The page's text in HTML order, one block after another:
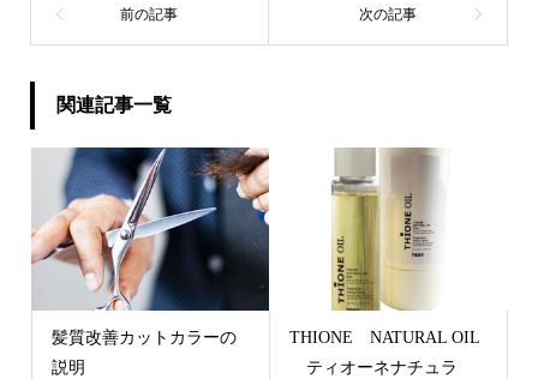
関連記事一覧
髪質改善カットカラーの
説明
THIONE NATURAL OIL
ティオーネナチュラ